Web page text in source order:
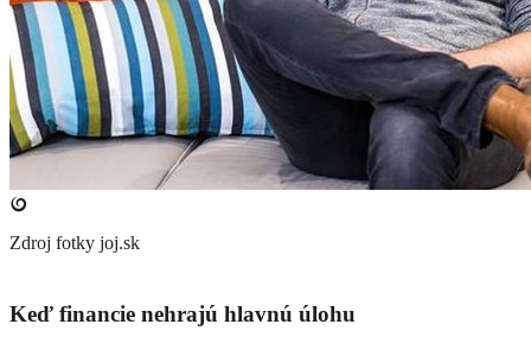
Zdroj fotky joj.sk
Keď financie nehrajú hlavnú úlohu